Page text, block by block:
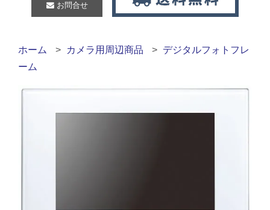
お問合せ
ホーム カメラ用周辺商品
デジタルフォトフレ
ーム